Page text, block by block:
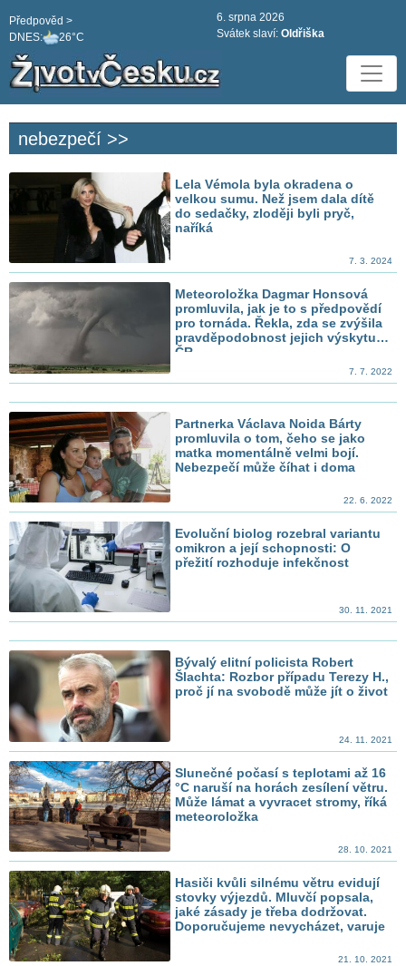
DNES: 26°C
Předpověd >
6. srpna 2026
Svátek slaví: Oldřiška
nebezpečí >>
Lela Vémola byla okradena o
velkou sumu. Než jsem dala dítě
do sedačky, zloději byli pryč,
naříká
7. 3. 2024
Meteoroložka Dagmar Honsová
promluvila, jak je to s předpovědí
pro tornáda. Řekla, zda se zvýšila
pravděpodobnost jejich výskytu v
ČR
7. 7. 2022
Partnerka Václava Noida Bárty
promluvila o tom, čeho se jako
matka momentálně velmi bojí.
Nebezpečí může číhat i doma
22. 6. 2022
Evoluční biolog rozebral variantu
omikron a její schopnosti: O
přežití rozhoduje infekčnost
30. 11. 2021
Bývalý elitní policista Robert
Šlachta: Rozbor případu Terezy H.,
proč jí na svobodě může jít o život
24. 11. 2021
Slunečné počasí s teplotami až 16
°C naruší na horách zesílení větru.
Může lámat a vyvracet stromy, říká
meteoroložka
28. 10. 2021
Hasiči kvůli silnému větru evidují
stovky výjezdů. Mluvčí popsala,
jaké zásady je třeba dodržovat.
Doporučujeme nevycházet, varuje
21. 10. 2021